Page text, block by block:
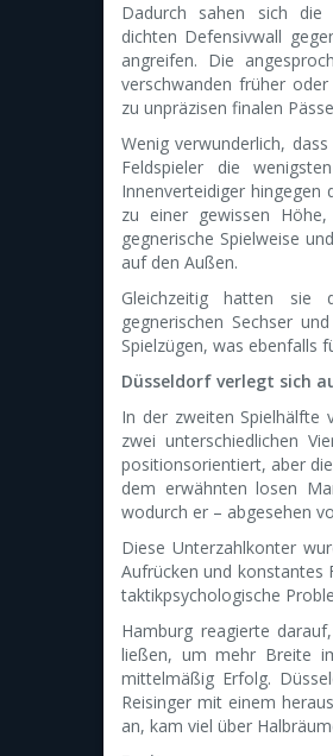
Dadurch sahen sich die
dichten Defensivwall
angreifen. Die
verschwanden früher
zu unpräzisen finalen
Wenig verwunderlich,
Feldspieler die
Innenverteidiger hingegen
zu einer gewissen
gegnerische Spielweise
auf den Außen.
Gleichzeitig hatten sie
gegnerischen Sechser
Spielzügen, was ebenfalls
Düsseldorf verlegt sich
In der zweiten Spielhälfte
zwei unterschiedlichen
positionsorientiert, aber
dem erwähnten losen
wodurch er – abgesehen
Diese Unterzahlkonter
Aufrücken und konstantes
taktikpsychologische
Hamburg reagierte
ließen, um mehr Breite
mittelmäßig Erfolg.
Reisinger mit einem
an, kam viel über